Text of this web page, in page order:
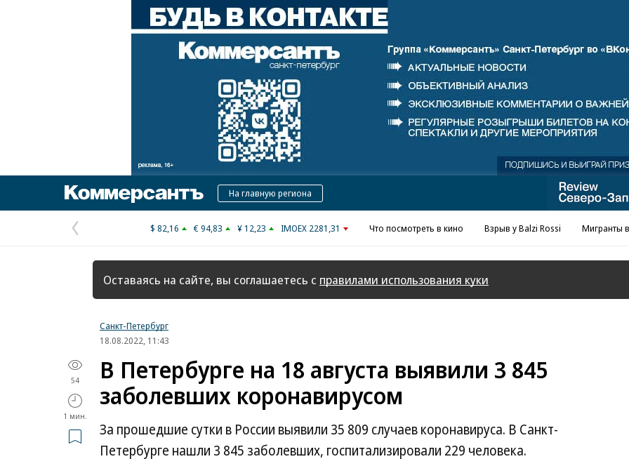
Реклама в «Ъ» www.kommersant.ru/ad
КоммерсантъНа главную региона
Предыдущая
страница
$ 82,16 € 94,83 ¥ 12,23 IMOEX 2281,31 Что посмотреть в кино Взрыв у Balzi Rossi Мигранты
Оставаясь на сайте, вы соглашаетесь с правилами использования куки
Санкт-Петербург
18.08.2022, 11:43
54
1 мин.
В Петербурге на 18 августа выявили 3 845
заболевших коронавирусом
За прошедшие сутки в России выявили 35 809 случаев коронавируса. В Санкт-
Петербурге нашли 3 845 заболевших, госпитализировали 229 человека.